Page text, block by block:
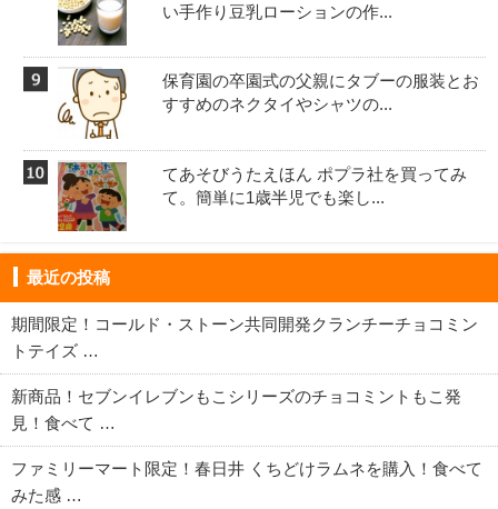
い手作り豆乳ローションの作...
保育園の卒園式の父親にタブーの服装とお
すすめのネクタイやシャツの...
てあそびうたえほん ポプラ社を買ってみ
て。簡単に1歳半児でも楽し...
最近の投稿
期間限定！コールド・ストーン共同開発クランチーチョコミン
トテイズ …
新商品！セブンイレブンもこシリーズのチョコミントもこ発
見！食べて …
ファミリーマート限定！春日井 くちどけラムネを購入！食べて
みた感 …